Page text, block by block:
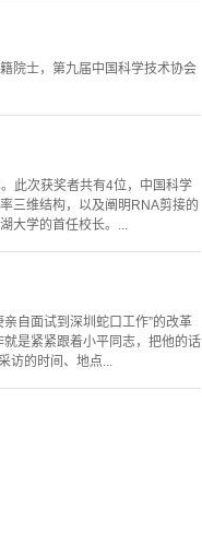
院士，第九届中国科学技术协会
此次获奖者共有4位，中国科学
三维结构，以及阐明RNA剪接的
大学的首任校长。...
自面试到深圳蛇口工作”的改革
是紧紧跟着小平同志，把他的话
访的时间、地点...